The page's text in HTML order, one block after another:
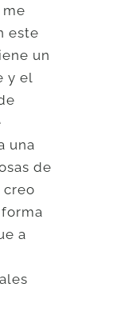
este
un
y el
una
de
creo
a